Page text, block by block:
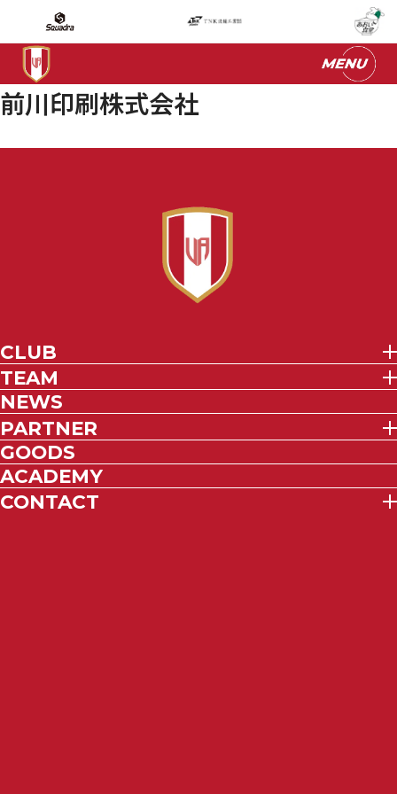
前川印刷株式会社
CLUB
TEAM
NEWS
PARTNER
GOODS
ACADEMY
CONTACT